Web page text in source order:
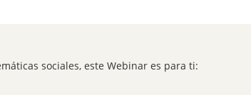
sociales, este Webinar es para ti: